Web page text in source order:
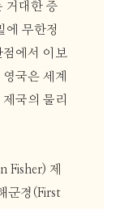
거대한 증
에 무한정
에서 이보
국은 세계
국의 물리
Fisher) 제
군경(First